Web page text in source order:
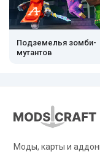
Подземелья зомби-
мутантов
Моды, карты и